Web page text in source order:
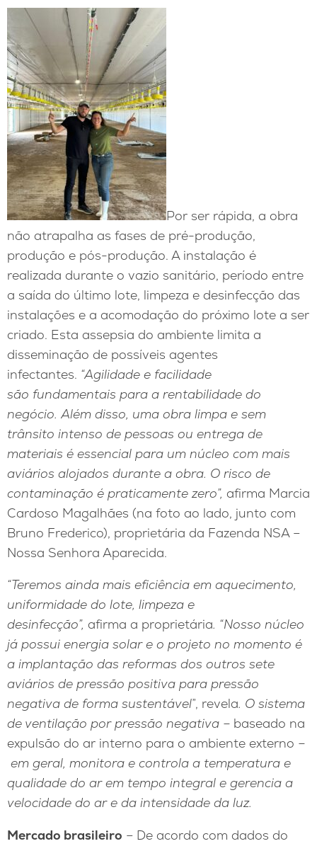
Por ser rápida, a obra
não atrapalha as fases de pré-produção,
produção e pós-produção. A instalação é
realizada durante o vazio sanitário, período entre
a saída do último lote, limpeza e desinfecção das
instalações e a acomodação do próximo lote a ser
criado. Esta assepsia do ambiente limita a
disseminação de possíveis agentes
infectantes. “Agilidade e facilidade
são fundamentais para a rentabilidade do
negócio. Além disso, uma obra limpa e sem
trânsito intenso de pessoas ou entrega de
materiais é essencial para um núcleo com mais
aviários alojados durante a obra. O risco de
contaminação é praticamente zero”, afirma Marcia
Cardoso Magalhães (na foto ao lado, junto com
Bruno Frederico), proprietária da Fazenda NSA –
Nossa Senhora Aparecida.
“Teremos ainda mais eficiência em aquecimento,
uniformidade do lote, limpeza e
desinfecção”, afirma a proprietária. “Nosso núcleo
já possui energia solar e o projeto no momento é
a implantação das reformas dos outros sete
aviários de pressão positiva para pressão
negativa de forma sustentável”, revela. O sistema
de ventilação por pressão negativa – baseado na
expulsão do ar interno para o ambiente externo –
em geral, monitora e controla a temperatura e
qualidade do ar em tempo integral e gerencia a
velocidade do ar e da intensidade da luz.
Mercado brasileiro – De acordo com dados do